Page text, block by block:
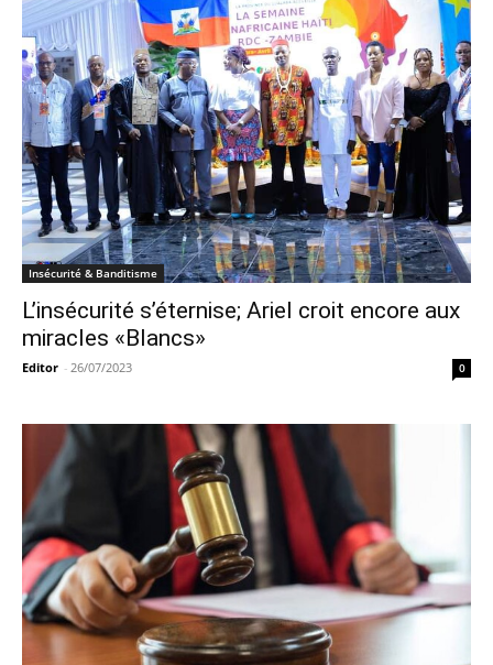
Insécurité & Banditisme
L’insécurité s’éternise; Ariel croit encore aux
miracles «Blancs»
Editor - 26/07/2023 0